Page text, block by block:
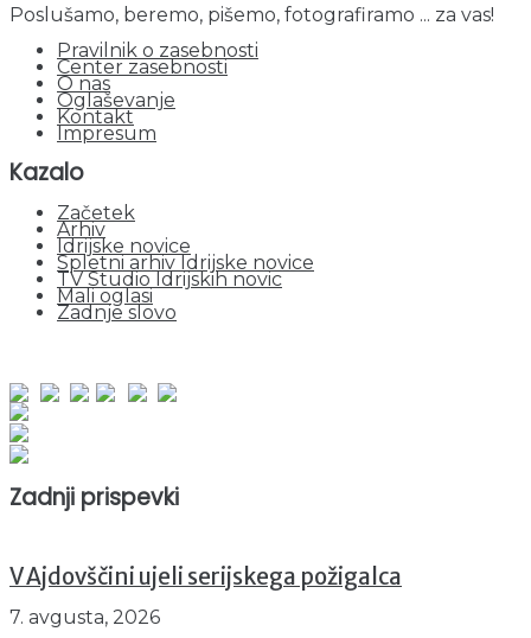
Poslušamo, beremo, pišemo, fotografiramo ... za vas!
Pravilnik o zasebnosti
Center zasebnosti
O nas
Oglaševanje
Kontakt
Impresum
Kazalo
Začetek
Arhiv
Idrijske novice
Spletni arhiv Idrijske novice
TV Studio Idrijskih novic
Mali oglasi
Zadnje slovo
Zadnji prispevki
V Ajdovščini ujeli serijskega požigalca
7. avgusta, 2026